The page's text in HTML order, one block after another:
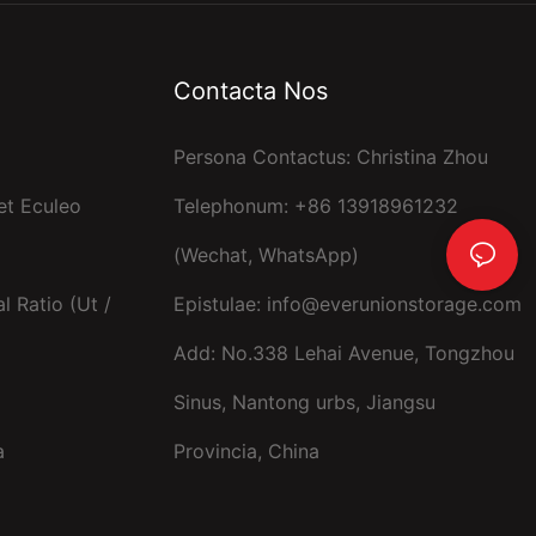
Eculeo
Ratio (ut /
Contacta Nos
Persona Contactus: Christina Zhou
Telephonum: +86 13918961232
(Wechat, WhatsApp)
Epistulae: info@everunionstorage.com
Add: No.338 Lehai Avenue, Tongzhou
Sinus, Nantong urbs, Jiangsu
Provincia, China